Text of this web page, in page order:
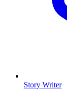
Story Writer